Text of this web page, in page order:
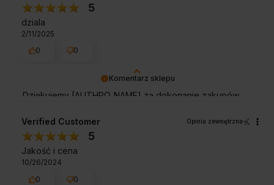
Komentarz sklepu
Dziękujemy [AUTHRO_NAME] za dokonanie zakupów
5
dziala
2/11/2025
0
0
Verified Customer Opinia zewnętrzna
5
Jakość i cena
10/26/2024
0
0